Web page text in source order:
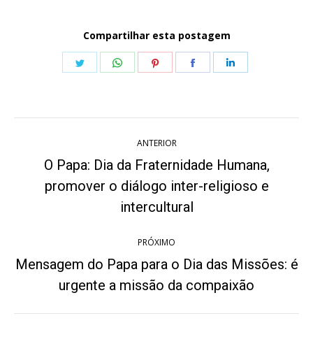
Compartilhar esta postagem
Share
Share
Share
Share
post:
ANTERIOR
Post
anterior:
O Papa: Dia da Fraternidade Humana,
promover o diálogo inter-religioso e
intercultural
PRÓXIMO
Próximo
post:
Mensagem do Papa para o Dia das Missões: é
urgente a missão da compaixão